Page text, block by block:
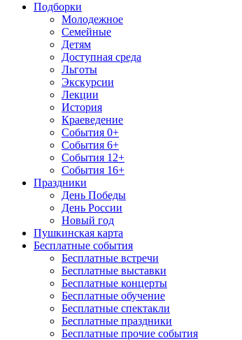
Подборки
Молодежное
Семейные
Детям
Доступная среда
Льготы
Экскурсии
Лекции
История
Краеведение
События 0+
События 6+
События 12+
События 16+
Праздники
День Победы
День России
Новый год
Пушкинская карта
Бесплатные события
Бесплатные встречи
Бесплатные выставки
Бесплатные концерты
Бесплатные обучение
Бесплатные спектакли
Бесплатные праздники
Бесплатные прочие события